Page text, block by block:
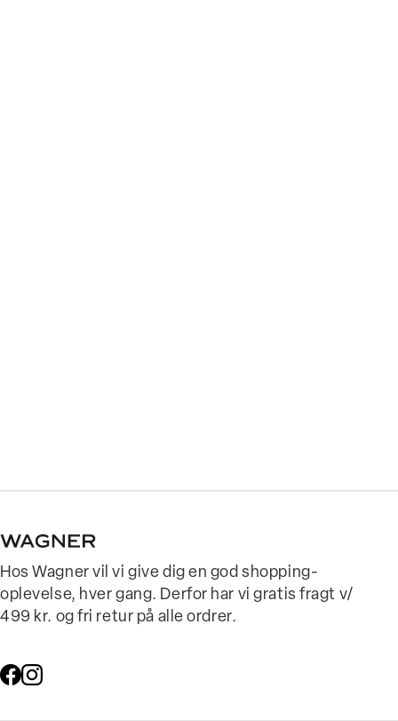
Hos Wagner vil vi give dig en god shopping-
oplevelse, hver gang. Derfor har vi gratis fragt v/
499 kr. og fri retur på alle ordrer.